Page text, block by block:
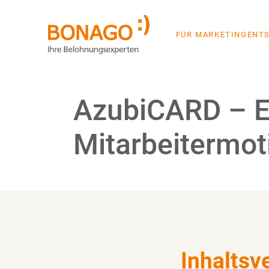
FÜR
AzubiCARD –